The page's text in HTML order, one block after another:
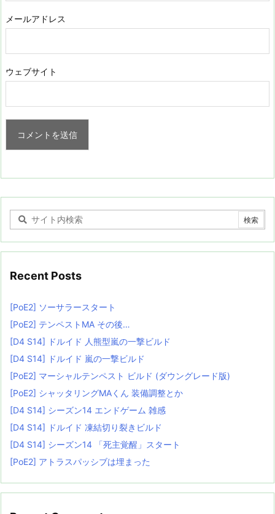
メールアドレス
ウェブサイト
Recent Posts
[PoE2] ソーサラースタート
[PoE2] テンペストMA その後…
[D4 S14] ドルイド 人熊型嵐の一撃ビルド
[D4 S14] ドルイド 嵐の一撃ビルド
[PoE2] マーシャルテンペスト ビルド (ダウングレード版)
[PoE2] シャッタリングMAくん 装備調整とか
[D4 S14] シーズン14 エンドゲーム 雑感
[D4 S14] ドルイド 凍結切り裂きビルド
[D4 S14] シーズン14 「死主覚醒」スタート
[PoE2] アトラスパッシブは埋まった